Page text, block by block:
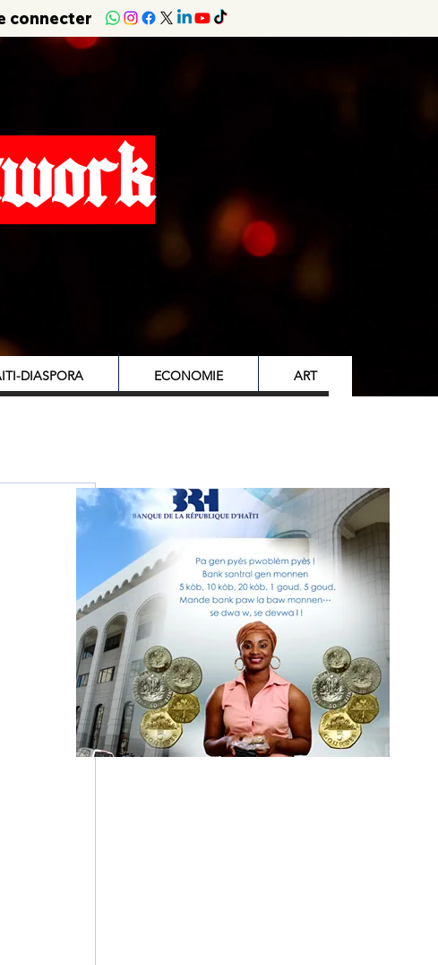
connecter
DIASPORA ECONOMIE ART